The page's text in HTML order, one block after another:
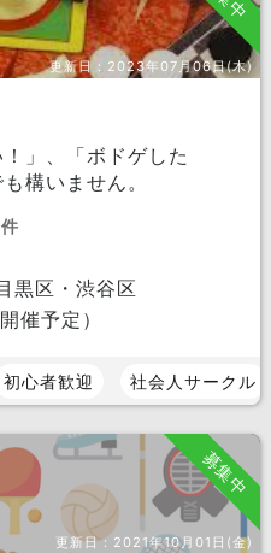
更新日： 2023年07月06日(木)
」、「ボドゲした
構いません。
黒区・渋谷区
催予定）
初心者歓迎 社会人サークル
募集中
更新日： 2021年10月01日(金)